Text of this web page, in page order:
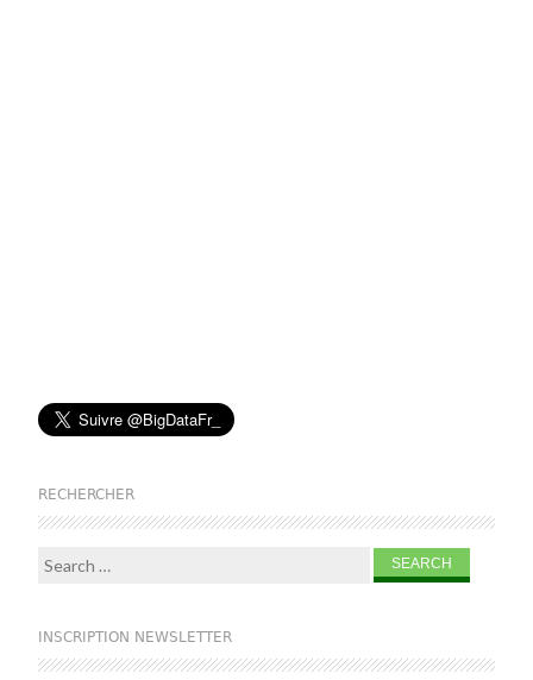
RECHERCHER
Search for:
INSCRIPTION NEWSLETTER